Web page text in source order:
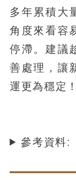
多年累積大
角度來看容
停滯。建議
善處理，讓
運更為穩定！
參考資料: